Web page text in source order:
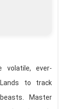
ever-
to track
Master